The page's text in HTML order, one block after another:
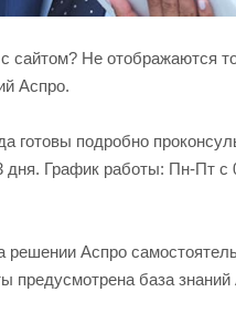
сайтом? Не отображаются
Аспро.
готовы подробно
дня. График работы: Пн-Пт
решении Аспро
предусмотрена база знаний